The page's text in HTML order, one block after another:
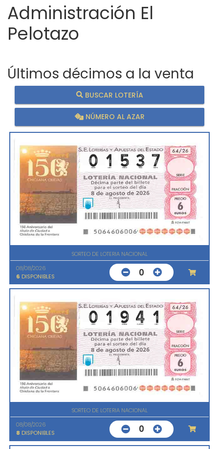
Administración El
Pelotazo
Últimos décimos a la venta
BUSCAR LOTERÍA
NÚMERO AL AZAR
SORTEO DE LOTERIA NACIONAL
08/08/2026
6 DISPONIBLES 0
SORTEO DE LOTERIA NACIONAL
08/08/2026
8 DISPONIBLES 0